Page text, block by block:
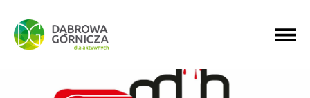
PRZEJDŹ DO MENU GŁÓWNEGO
PRZEJDŹ DO WYSZUKIWARKI
PRZEJDŹ DO TREŚCI